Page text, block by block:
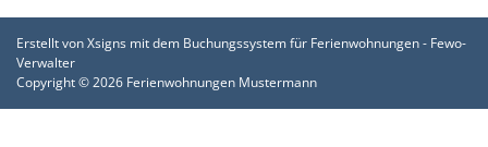
Erstellt vonXsigns mit dem Buchungssystem für Ferienwohnungen - Fewo-
Verwalter
Copyright © 2026 Ferienwohnungen Mustermann